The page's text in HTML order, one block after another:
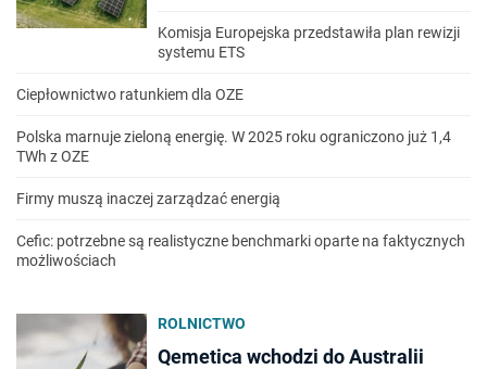
Komisja Europejska przedstawiła plan rewizji
systemu ETS
Ciepłownictwo ratunkiem dla OZE
Polska marnuje zieloną energię. W 2025 roku ograniczono już 1,4
TWh z OZE
Firmy muszą inaczej zarządzać energią
Cefic: potrzebne są realistyczne benchmarki oparte na faktycznych
możliwościach
ROLNICTWO
Qemetica wchodzi do Australii